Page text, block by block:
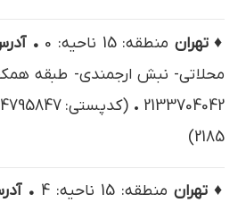
♦ تهران منطقه: 15 ناحیه: 0 •
محلاتي- نبش ارجمندي- طبقه همکف
2185)
♦ تهران منطقه: 15 ناحیه: 4 •